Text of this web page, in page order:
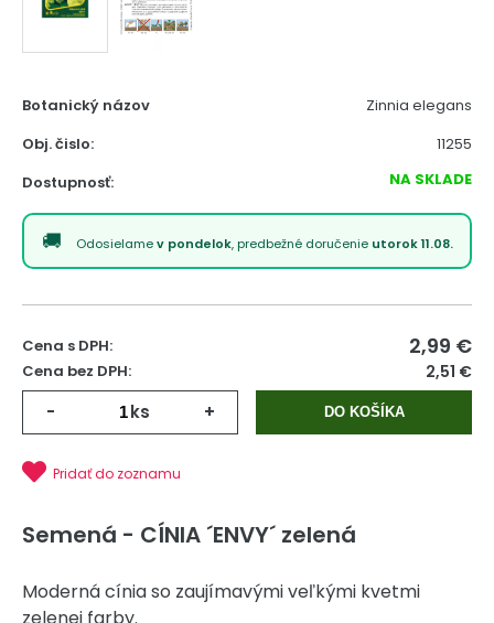
Botanický názov
Zinnia elegans
Obj. čislo:
11255
Dostupnosť:
NA SKLADE
Odosielamev pondelok, predbežné doručenie utorok 11.08.
Cena s DPH: 2,99 €
Cena bez DPH: 2,51 €
- ks + DO KOŠÍKA
Pridať do zoznamu
Semená - CÍNIA ´ENVY´ zelená
Moderná cínia so zaujímavými veľkými kvetmi